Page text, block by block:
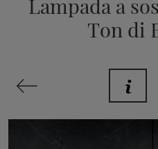
Lampada a
Ton di